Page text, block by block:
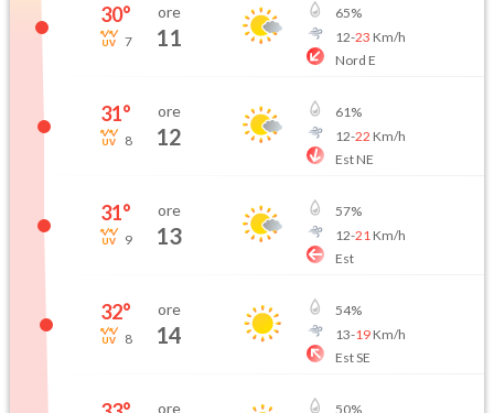
30°
7
ore
11
65%
12-23 Km/h
Nord E
31°
8
ore
12
61%
12-22 Km/h
Est NE
31°
9
ore
13
57%
12-21 Km/h
Est
32°
8
ore
14
54%
13-19Km/h
Est SE
ore 50%